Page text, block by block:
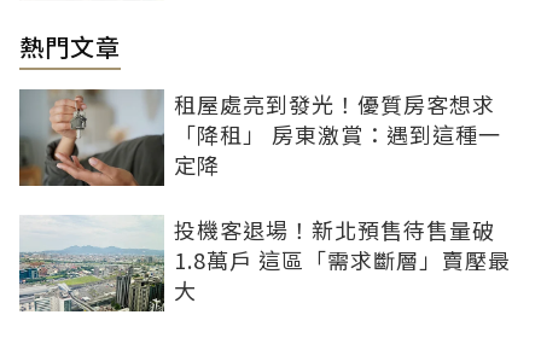
熱門文章
租屋處亮到發光！優質房客想求
「降租」 房東激賞：遇到這種一
定降
投機客退場！新北預售待售量破
1.8萬戶 這區「需求斷層」賣壓最
大